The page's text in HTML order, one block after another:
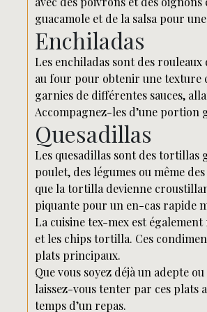
guacamole et de la salsa pour
Enchiladas
Les enchiladas sont des
au four pour obtenir une texture
garnies de différentes sauces,
Accompagnez-les d’une
Quesadillas
Les quesadillas sont des tortillas
poulet, des légumes ou même
que la tortilla devienne
piquante pour un en-cas rapide
La cuisine tex-mex est
et les chips tortilla. Ces
plats principaux.
Que vous soyez déjà un adepte
laissez-vous tenter par ces plats
temps d’un repas.